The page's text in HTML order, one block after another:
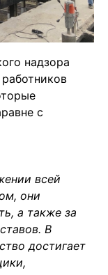
надзора
с
всей
они
а также за
В
достигает